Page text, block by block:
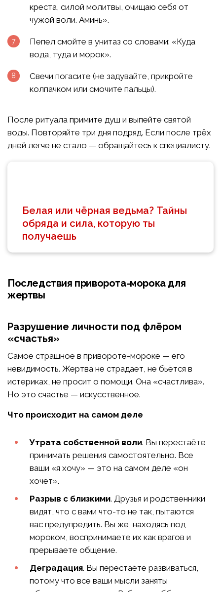
креста, силой молитвы, очищаю себя от
чужой воли. Аминь».
Пепел смойте в унитаз со словами: «Куда
вода, туда и морок».
Свечи погасите (не задувайте, прикройте
колпачком или смочите пальцы).
После ритуала примите душ и выпейте святой
воды. Повторяйте три дня подряд. Если после трёх
дней легче не стало — обращайтесь к специалисту.
Белая или чёрная ведьма? Тайны
обряда и сила, которую ты
получаешь
Последствия приворота-морока для
жертвы
Разрушение личности под флёром
«счастья»
Самое страшное в привороте-мороке — его
невидимость. Жертва не страдает, не бьётся в
истериках, не просит о помощи. Она «счастлива».
Но это счастье — искусственное.
Что происходит на самом деле
Утрата собственной воли. Вы перестаёте
принимать решения самостоятельно. Все
ваши «я хочу» — это на самом деле «он
хочет».
Разрыв с близкими. Друзья и родственники
видят, что с вами что-то не так, пытаются
вас предупредить. Вы же, находясь под
мороком, воспринимаете их как врагов и
прерываете общение.
Деградация. Вы перестаёте развиваться,
потому что все ваши мысли заняты